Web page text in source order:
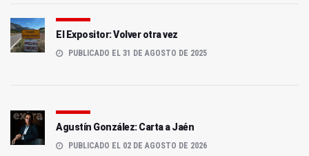
El Expositor: Volver otra vez
PUBLICADO EL 31 DE AGOSTO DE 2025
Agustín González: Carta a Jaén
PUBLICADO EL 02 DE AGOSTO DE 2026